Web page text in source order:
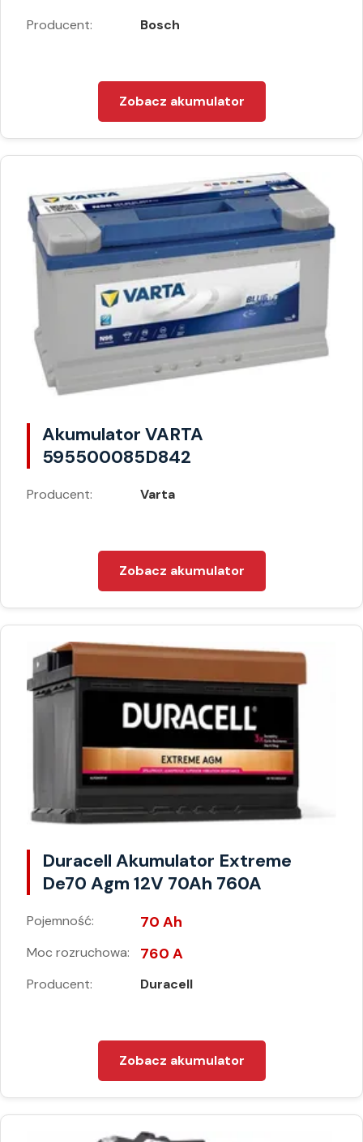
Producent: Bosch
Zobacz akumulator
Akumulator VARTA
595500085D842
Producent: Varta
Zobacz akumulator
Duracell Akumulator Extreme
De70 Agm 12V 70Ah 760A
Pojemność: 70 Ah
Moc rozruchowa: 760 A
Producent: Duracell
Zobacz akumulator